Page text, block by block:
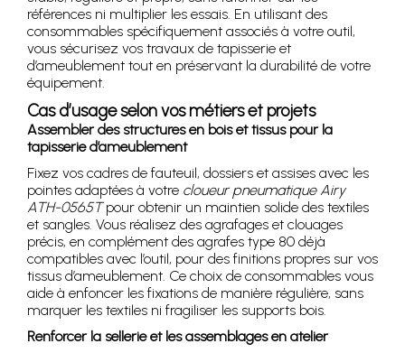
références ni multiplier les essais. En utilisant des
consommables spécifiquement associés à votre outil,
vous sécurisez vos travaux de tapisserie et
d’ameublement tout en préservant la durabilité de votre
équipement.
Cas d’usage selon vos métiers et projets
Assembler des structures en bois et tissus pour la
tapisserie d’ameublement
Fixez vos cadres de fauteuil, dossiers et assises avec les
pointes adaptées à votre cloueur pneumatique Airy
ATH-0565Tpour obtenir un maintien solide des textiles
et sangles. Vous réalisez des agrafages et clouages
précis, en complément des agrafes type 80 déjà
compatibles avec l’outil, pour des finitions propres sur vos
tissus d’ameublement. Ce choix de consommables vous
aide à enfoncer les fixations de manière régulière, sans
marquer les textiles ni fragiliser les supports bois.
Renforcer la sellerie et les assemblages en atelier